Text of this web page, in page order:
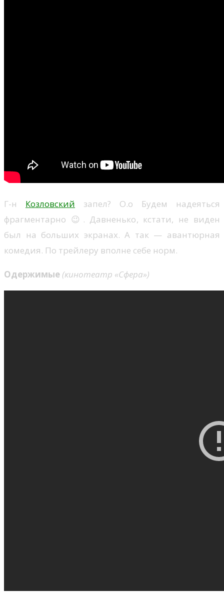
Г-н Козловский запел? О.о Будем надеяться
фрагментарно 😉. Давненько, кстати, не виден
был на больших экранах. А так — авантюрная
комедия. По трейлеру вполне себе норм.
Одержимые (кинотеатр «Сфера»)